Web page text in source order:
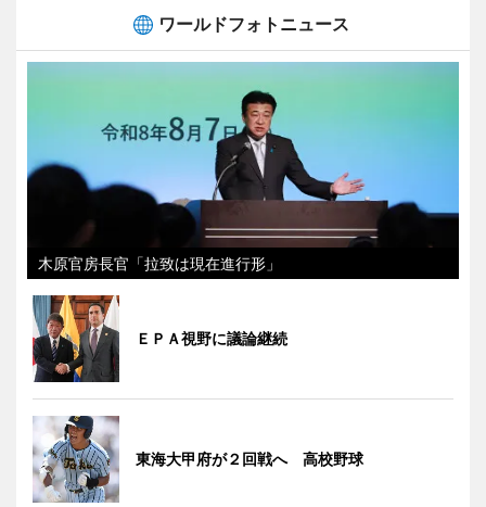
ワールドフォトニュース
木原官房長官「拉致は現在進行形」
ＥＰＡ視野に議論継続
東海大甲府が２回戦へ 高校野球